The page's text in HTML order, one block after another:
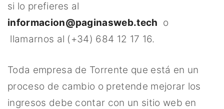
si lo prefieres al
informacion@paginasweb.tech o
llamarnos al (+34) 684 12 17 16.
Toda empresa de Torrente que está en un
proceso de cambio o pretende mejorar los
ingresos debe contar con un sitio web en